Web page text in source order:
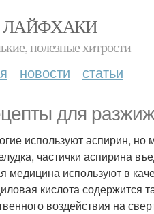
ЛАЙФХАКИ
полезные хитрости
новости статьи
для
используют аспирин, но
частички аспирина
медицина используют в
кислота содержится
воздействия на